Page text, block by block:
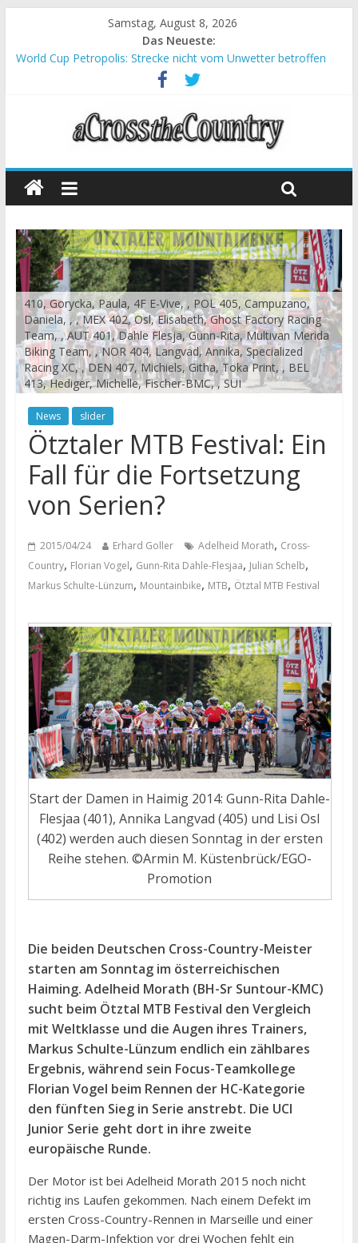
Samstag, August 8, 2026
Das Neueste:
World Cup Petropolis: Strecke nicht vom Unwetter betroffen
Krumbach und Obergessertshausen: Mountainbike-Bundesliga
Supercup Massi Banyoles: Siege für Carod und Richards
Halbzeit beim Andalucia Bike Race: Weltmeister Seewald führt
Chelva: Schweizer Doppelsieg beim ersten XCO-Rennen der
410, Gorycka, Paula, 4F E-Vive, , POL 405, Campuzano,
Daniela, , , MEX 402, Osl, Elisabeth, Ghost Factory Racing
Team, , AUT 401, Dahle Flesja, Gunn-Rita, Multivan Merida
Biking Team, , NOR 404, Langvad, Annika, Specialized
Racing XC, , DEN 407, Michiels, Githa, Toka Print, , BEL
413, Hediger, Michelle, Fischer-BMC, , SUI
News slider
Ötztaler MTB Festival: Ein
Fall für die Fortsetzung
von Serien?
2015/04/24 Erhard Goller Adelheid Morath, Cross-
Country, Florian Vogel, Gunn-Rita Dahle-Flesjaa, Julian Schelb,
Markus Schulte-Lünzum, Mountainbike, MTB, Ötztal MTB Festival
Start der Damen in Haimig 2014: Gunn-Rita Dahle-
Flesjaa (401), Annika Langvad (405) und Lisi Osl
(402) werden auch diesen Sonntag in der ersten
Reihe stehen. ©Armin M. Küstenbrück/EGO-
Promotion
Die beiden Deutschen Cross-Country-Meister
starten am Sonntag im österreichischen
Haiming. Adelheid Morath (BH-Sr Suntour-KMC)
sucht beim Ötztal MTB Festival den Vergleich
mit Weltklasse und die Augen ihres Trainers,
Markus Schulte-Lünzum endlich ein zählbares
Ergebnis, während sein Focus-Teamkollege
Florian Vogel beim Rennen der HC-Kategorie
den fünften Sieg in Serie anstrebt. Die UCI
Junior Serie geht dort in ihre zweite
europäische Runde.
Der Motor ist bei Adelheid Morath 2015 noch nicht
richtig ins Laufen gekommen. Nach einem Defekt im
ersten Cross-Country-Rennen in Marseille und einer
Magen-Darm-Infektion vor drei Wochen fehlt ein